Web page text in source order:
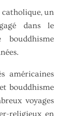
catholique, un
dans le
américaines
bouddhisme
voyages
religieux en